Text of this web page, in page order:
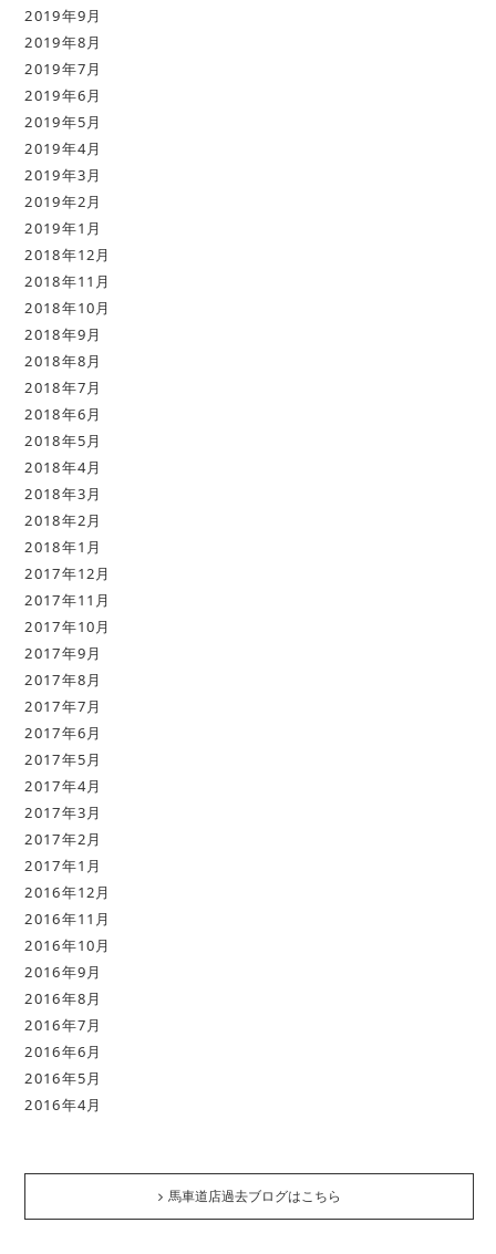
2019年9月
2019年8月
2019年7月
2019年6月
2019年5月
2019年4月
2019年3月
2019年2月
2019年1月
2018年12月
2018年11月
2018年10月
2018年9月
2018年8月
2018年7月
2018年6月
2018年5月
2018年4月
2018年3月
2018年2月
2018年1月
2017年12月
2017年11月
2017年10月
2017年9月
2017年8月
2017年7月
2017年6月
2017年5月
2017年4月
2017年3月
2017年2月
2017年1月
2016年12月
2016年11月
2016年10月
2016年9月
2016年8月
2016年7月
2016年6月
2016年5月
2016年4月
馬車道店過去ブログはこちら